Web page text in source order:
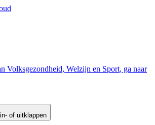
Volksgezondheid, Welzijn en Sport, ga naar
of uitklappen